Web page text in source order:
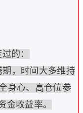
的：
，时间大多维持
身心、高仓位参
金收益率。